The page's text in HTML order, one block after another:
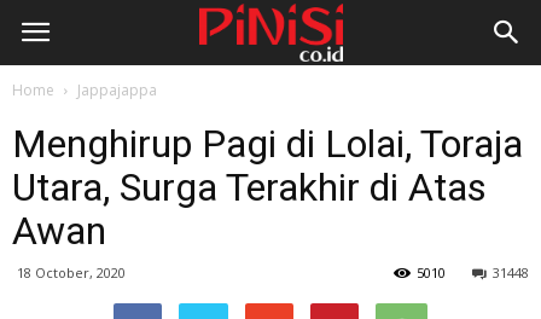
Home Jappajappa
Menghirup Pagi di Lolai, Toraja
Utara, Surga Terakhir di Atas
Awan
18 October, 2020 31448
5010